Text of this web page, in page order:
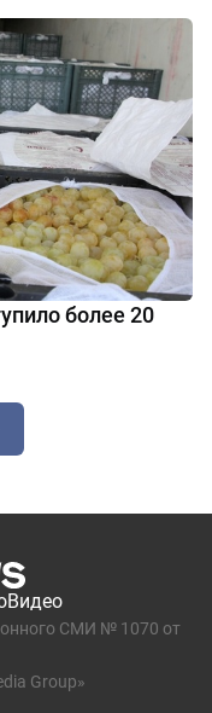
более 20
Видео
СМИ № 1070 от
Group»